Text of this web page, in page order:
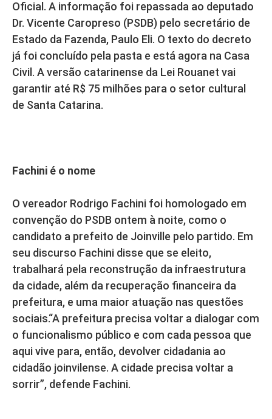
Oficial. A informação foi repassada ao deputado
Dr. Vicente Caropreso (PSDB) pelo secretário de
Estado da Fazenda, Paulo Eli. O texto do decreto
já foi concluído pela pasta e está agora na Casa
Civil. A versão catarinense da Lei Rouanet vai
garantir até R$ 75 milhões para o setor cultural
de Santa Catarina.
Fachini é o nome
O vereador Rodrigo Fachini foi homologado em
convenção do PSDB ontem à noite, como o
candidato a prefeito de Joinville pelo partido. Em
seu discurso Fachini disse que se eleito,
trabalhará pela reconstrução da infraestrutura
da cidade, além da recuperação financeira da
prefeitura, e uma maior atuação nas questões
sociais.“A prefeitura precisa voltar a dialogar com
o funcionalismo público e com cada pessoa que
aqui vive para, então, devolver cidadania ao
cidadão joinvilense. A cidade precisa voltar a
sorrir”, defende Fachini.